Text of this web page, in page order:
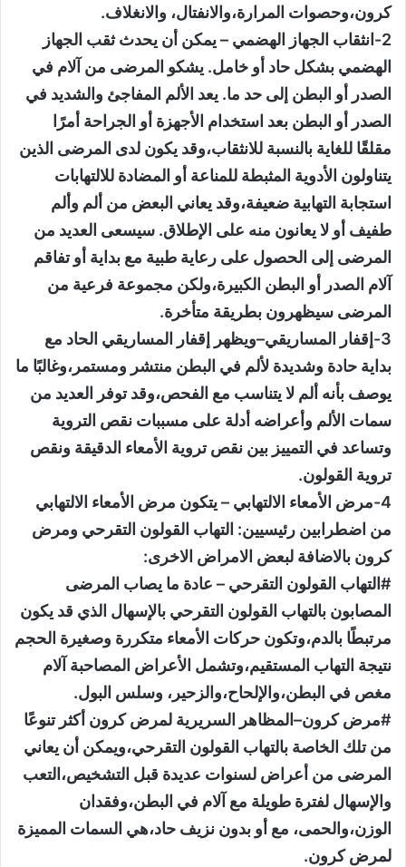
كرون،وحصوات المرارة،والانفتال، والانغلاف.
2-انثقاب الجهاز الهضمي – يمكن أن يحدث ثقب الجهاز
الهضمي بشكل حاد أو خامل. يشكو المرضى من آلام في
الصدر أو البطن إلى حد ما. يعد الألم المفاجئ والشديد في
الصدر أو البطن بعد استخدام الأجهزة أو الجراحة أمرًا
مقلقًا للغاية بالنسبة للانثقاب،وقد يكون لدى المرضى الذين
يتناولون الأدوية المثبطة للمناعة أو المضادة للالتهابات
استجابة التهابية ضعيفة،وقد يعاني البعض من ألم وألم
طفيف أو لا يعانون منه على الإطلاق. سيسعى العديد من
المرضى إلى الحصول على رعاية طبية مع بداية أو تفاقم
آلام الصدر أو البطن الكبيرة،ولكن مجموعة فرعية من
المرضى سيظهرون بطريقة متأخرة.
3-إقفار المساريقي–ويظهر إقفار المساريقي الحاد مع
بداية حادة وشديدة لألم في البطن منتشر ومستمر،وغالبًا ما
يوصف بأنه ألم لا يتناسب مع الفحص،وقد توفر العديد من
سمات الألم وأعراضه أدلة على مسببات نقص التروية
وتساعد في التمييز بين نقص تروية الأمعاء الدقيقة ونقص
تروية القولون.
4-مرض الأمعاء الالتهابي – يتكون مرض الأمعاء الالتهابي
من اضطرابين رئيسيين: التهاب القولون التقرحي ومرض
كرون بالاضافة لبعض الامراض الاخرى:
#التهاب القولون التقرحي – عادة ما يصاب المرضى
المصابون بالتهاب القولون التقرحي بالإسهال الذي قد يكون
مرتبطًا بالدم،وتكون حركات الأمعاء متكررة وصغيرة الحجم
نتيجة التهاب المستقيم،وتشمل الأعراض المصاحبة آلام
مغص في البطن،والإلحاح،والزحير، وسلس البول.
#مرض كرون–المظاهر السريرية لمرض كرون أكثر تنوعًا
من تلك الخاصة بالتهاب القولون التقرحي،ويمكن أن يعاني
المرضى من أعراض لسنوات عديدة قبل التشخيص،التعب
والإسهال لفترة طويلة مع آلام في البطن،وفقدان
الوزن،والحمى، مع أو بدون نزيف حاد،هي السمات المميزة
لمرض كرون.